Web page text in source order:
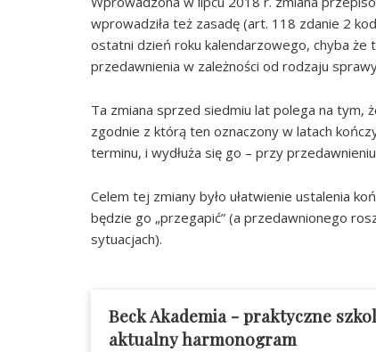
wprowadziła też zasadę (art. 118 zdanie 2
ostatni dzień roku kalendarzowego, chyba
przedawnienia w zależności od rodzaju
Ta zmiana sprzed siedmiu lat polega na tym,
zgodnie z którą ten oznaczony w latach
terminu, i wydłuża się go – przy
Celem tej zmiany było ułatwienie ustalenia
będzie go „przegapić” (a przedawnionego
sytuacjach).
Beck Akademia - praktyczne
aktualny harmonogram